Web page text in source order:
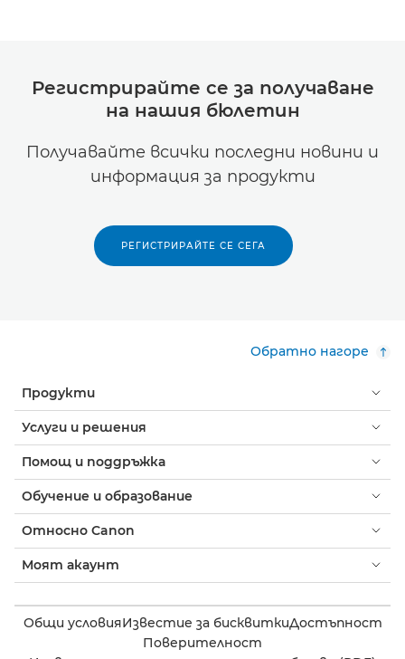
Регистрирайте се за получаване
на нашия бюлетин
Получавайте всички последни новини и
информация за продукти
РЕГИСТРИРАЙТЕ СЕ СЕГА
Обратно нагоре
Продукти
Услуги и решения
Помощ и поддръжка
Обучение и образование
Относно Canon
Моят акаунт
Общи условияИзвестие за бисквиткиДостъпност
Поверителност